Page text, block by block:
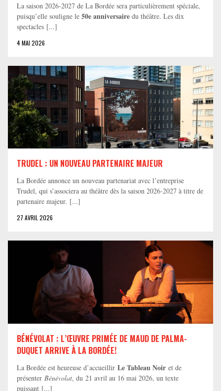
La saison 2026-2027 de La Bordée sera particulièrement spéciale,
puisqu’elle souligne le 50e anniversaire du théâtre. Les dix
spectacles [...]
4 MAI 2026
TRUDEL : UN NOUVEAU PARTENAIRE MAJEUR
La Bordée annonce un nouveau partenariat avec l’entreprise
Trudel, qui s’associera au théâtre dès la saison 2026-2027 à titre de
partenaire majeur. [...]
27 AVRIL 2026
BÉNÉVOLAT : L’ŒUVRE PRIMÉE DE MAUD DE PALMA-
DUQUET ARRIVE À LA BORDÉE!
La Bordée est heureuse d’accueillir Le Tableau Noir et de
présenter Bénévolat, du 21 avril au 16 mai 2026, un texte
puissant [...]